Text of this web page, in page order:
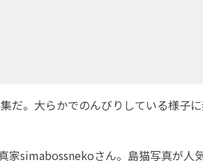
だ。大らかでのんびりしている様子
家simabossnekoさん。島猫写真が人